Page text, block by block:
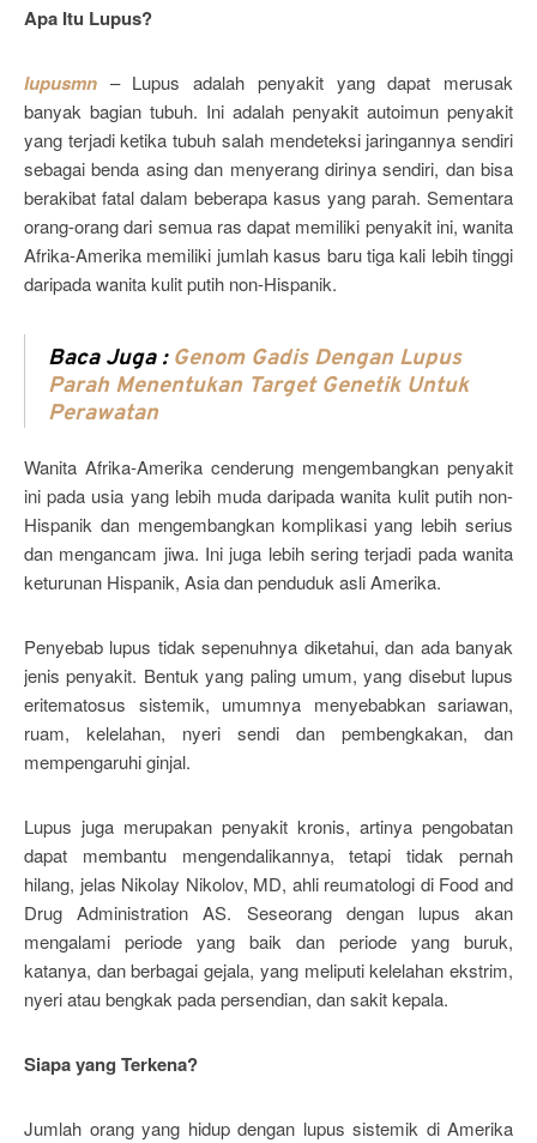
Apa Itu Lupus?
lupusmn – Lupus adalah penyakit yang dapat merusak
banyak bagian tubuh. Ini adalah penyakit autoimun penyakit
yang terjadi ketika tubuh salah mendeteksi jaringannya sendiri
sebagai benda asing dan menyerang dirinya sendiri, dan bisa
berakibat fatal dalam beberapa kasus yang parah. Sementara
orang-orang dari semua ras dapat memiliki penyakit ini, wanita
Afrika-Amerika memiliki jumlah kasus baru tiga kali lebih tinggi
daripada wanita kulit putih non-Hispanik.
Baca Juga : Genom Gadis Dengan Lupus
Parah Menentukan Target Genetik Untuk
Perawatan
Wanita Afrika-Amerika cenderung mengembangkan penyakit
ini pada usia yang lebih muda daripada wanita kulit putih non-
Hispanik dan mengembangkan komplikasi yang lebih serius
dan mengancam jiwa. Ini juga lebih sering terjadi pada wanita
keturunan Hispanik, Asia dan penduduk asli Amerika.
Penyebab lupus tidak sepenuhnya diketahui, dan ada banyak
jenis penyakit. Bentuk yang paling umum, yang disebut lupus
eritematosus sistemik, umumnya menyebabkan sariawan,
ruam, kelelahan, nyeri sendi dan pembengkakan, dan
mempengaruhi ginjal.
Lupus juga merupakan penyakit kronis, artinya pengobatan
dapat membantu mengendalikannya, tetapi tidak pernah
hilang, jelas Nikolay Nikolov, MD, ahli reumatologi di Food and
Drug Administration AS. Seseorang dengan lupus akan
mengalami periode yang baik dan periode yang buruk,
katanya, dan berbagai gejala, yang meliputi kelelahan ekstrim,
nyeri atau bengkak pada persendian, dan sakit kepala.
Siapa yang Terkena?
Jumlah orang yang hidup dengan lupus sistemik di Amerika